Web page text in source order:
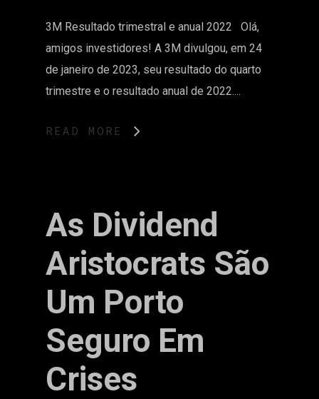
3M Resultado trimestral e anual 2022 Olá,
amigos investidores! A 3M divulgou, em 24
de janeiro de 2023, seu resultado do quarto
trimestre e o resultado anual de 2022....
READ MORE
As Dividend
Aristocrats São
Um Porto
Seguro Em
Crises